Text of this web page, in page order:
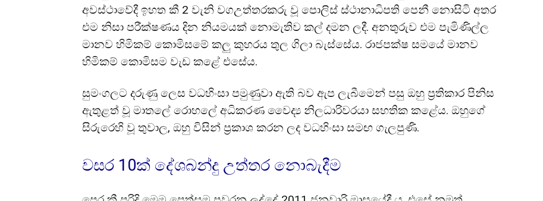
අවස්ථාවේදී ඉහත කී 2 වැනි වගඋත්තරකරු වූ පොලිස් ස්ථානාධිපති පෙනී නොසිටි අතර
එම නිසා පරීක්ෂණය දින නියමයක් නොමැතිව කල් දමන ලදී. අනතුරුව එම පැමිණිල්ල
මානව හිමිකම් කොමිසමේ කලු කුහරය තුල ගිලා බැස්සේය. රාජපක්ෂ සමයේ මානව
හිමිකම් කොමිසම වැඩ කළේ එසේය.
සුමංගලට දරුණු ලෙස වධහිංසා පමුණුවා ඇති බව ඇප ලැබීමෙන් පසු ඔහු ප්‍රතිකාර පිනිස
ඇතුළත් වූ මාතලේ රොහලේ අධිකරණ වෛද්‍ය නිලධාරිවරයා සහතික කළේය. ඔහුගේ
සිරුරෙහි වූ තුවාල, ඔහු විසින් ප්‍රකාශ කරන ලද වධහිංසා සමඟ ගැලපුණි.
වසර 10ක් දේශබන්දු උත්තර නොබැදීම